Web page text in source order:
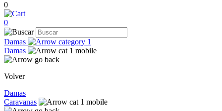
0
0
Damas
Damas
Volver
Damas
Caravanas